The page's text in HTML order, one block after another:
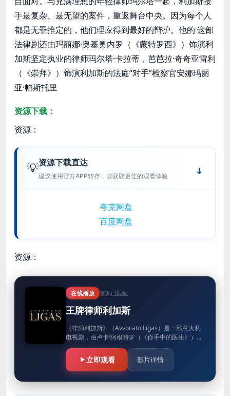
手最复杂、最无望的案件，重返舞台中央。因为每个人
都是无罪推定的，他们理应得到最好的辩护。他的 这部
法律剧还由玛丽娜·奥基奥内罗（《蒙特罗西》）饰演利
加斯坚定执业的律师玛尔塔·卡拉蒂，芭芭拉·奇奇亚雷利
（《崇拜》）饰演利加斯的法庭“对手”检察官安娜玛丽
亚·帕斯托里
资源下载：
资源：
💡资源下载直达
建议使用官方APP转存，以获取更佳的观看体验
夸克网盘
百度网盘
资源：
在线播放 资源已匹配
王牌律师利加斯
《律师利加斯》（Avvocato Ligas）是一部意大利
电视剧，由卢卡·阿根特罗（《你手中的医生》）饰
演洛伦佐·利加斯，这位才华横溢却又充满争议的米
兰刑事律师…立即观看 影片详情